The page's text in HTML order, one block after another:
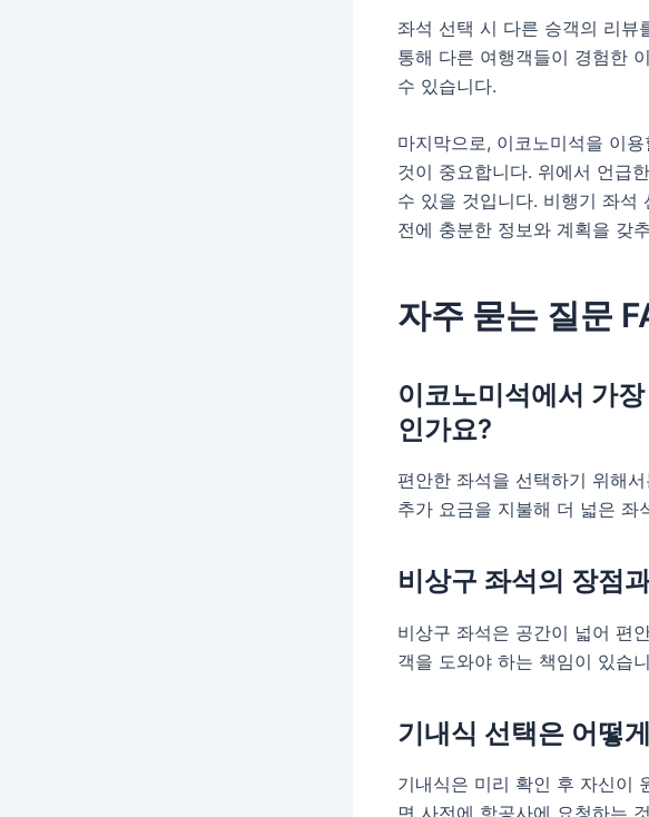
좌석 선택 시 다른 승객의 리뷰
통해 다른 여행객들이 경험한
수 있습니다.
마지막으로, 이코노미석을 이
것이 중요합니다. 위에서 언급
수 있을 것입니다. 비행기 좌석
전에 충분한 정보와 계획을 갖
자주 묻는 질문
이코노미석에서 가
인가요?
편안한 좌석을 선택하기 위해
추가 요금을 지불해 더 넓은 좌
비상구 좌석의 장점
비상구 좌석은 공간이 넓어 편
객을 도와야 하는 책임이 있습
기내식 선택은 어떻
기내식은 미리 확인 후 자신이
면 사전에 항공사에 요청하는